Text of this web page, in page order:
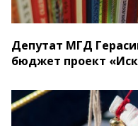
Депутат МГД
бюджет проект